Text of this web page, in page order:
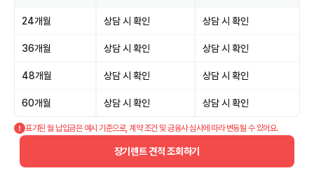
24개월 상담 시 확인 상담 시 확인
36개월 상담 시 확인 상담 시 확인
48개월 상담 시 확인 상담 시 확인
60개월 상담 시 확인 상담 시 확인
표기된 월 납입금은 예시 기준으로, 계약 조건 및 금융사 심사에 따라 변동될 수 있어요.
장기렌트 견적 조회하기